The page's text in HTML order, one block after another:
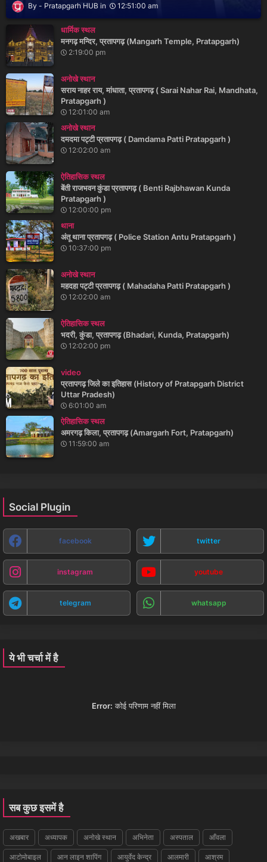
Pratapgarh HUB 12:51:00 am
धार्मिक स्थल
मनगढ़ मन्दिर, प्रतापगढ़ (Mangarh Temple, Pratapgarh)
2:19:00 pm
अनोखे स्थान
सराय नाहर राय, मांधाता, प्रतापगढ़ ( Sarai Nahar Rai, Mandhata,
Pratapgarh )
12:01:00 am
अनोखे स्थान
दमदमा पट्टी प्रतापगढ़ ( Damdama Patti Pratapgarh )
12:02:00 am
ऐतिहासिक स्थल
बेंती राजभवन कुंडा प्रतापगढ़ ( Benti Rajbhawan Kunda
Pratapgarh )
12:00:00 pm
थाना
अंतू थाना प्रतापगढ़ ( Police Station Antu Pratapgarh )
10:37:00 pm
अनोखे स्थान
महदहा पट्टी प्रतापगढ़ ( Mahadaha Patti Pratapgarh )
12:02:00 am
ऐतिहासिक स्थल
भदरी, कुंडा, प्रतापगढ़ (Bhadari, Kunda, Pratapgarh)
12:02:00 pm
video
प्रतापगढ़ जिले का इतिहास (History of Pratapgarh District
Uttar Pradesh)
6:01:00 am
ऐतिहासिक स्थल
अमरगढ़ किला, प्रतापगढ़ (Amargarh Fort, Pratapgarh)
11:59:00 am
Social Plugin
facebook twitter
instagram youtube
telegram whatsapp
ये भी चर्चा में है
Error: कोई परिणाम नहीं मिला
सब कुछ इसमें है
अखबार अध्यापक अनोखे स्थान अभिनेता अस्पताल आँवला
आटोमोबाइल आन लाइन शापिंग आयुर्वेद केन्द्र आलमारी आश्रम